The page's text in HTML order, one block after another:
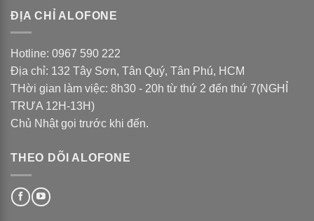
ĐỊA CHỈ ALOFONE
Hotline: 0967 590 222
Địa chỉ: 132 Tây Sơn, Tân Quý, Tân Phú, HCM
THời gian làm việc: 8h30 - 20h từ thứ 2 đến thứ 7(NGHỈ
TRƯA 12H-13H)
Chủ Nhật gọi trước khi đến.
THEO DÕI ALOFONE